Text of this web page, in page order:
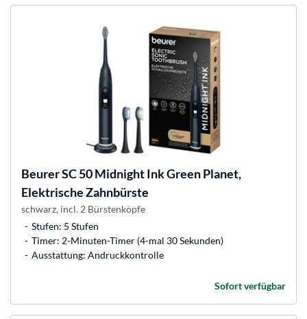
BeurerSC 50 Midnight Ink Green Planet,
Elektrische Zahnbürste
schwarz, incl. 2 Bürstenköpfe
Stufen: 5 Stufen
Timer: 2-Minuten-Timer (4-mal 30 Sekunden)
Ausstattung: Andruckkontrolle
Sofort verfügbar